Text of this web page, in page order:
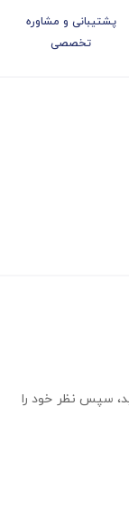
پشتیبانی و مشاوره
تخصصی
سپس نظر خود را